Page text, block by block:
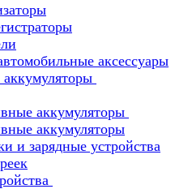
аксессуары
аккумуляторы
аккумуляторы
и зарядные устройства